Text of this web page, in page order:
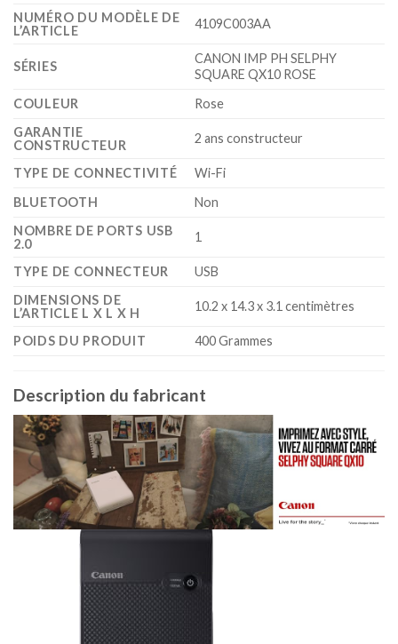
NUMÉRO DU MODÈLE DE
L’ARTICLE
‎4109C003AA
SÉRIES
‎CANON IMP PH SELPHY
SQUARE QX10 ROSE
COULEUR
‎Rose
GARANTIE
CONSTRUCTEUR
‎2 ans constructeur
TYPE DE CONNECTIVITÉ
‎Wi-Fi
BLUETOOTH
‎Non
NOMBRE DE PORTS USB
2.0
‎1
TYPE DE CONNECTEUR
‎USB
DIMENSIONS DE
L’ARTICLE L X L X H
‎10.2 x 14.3 x 3.1 centimètres
POIDS DU PRODUIT ‎400 Grammes
Description du fabricant